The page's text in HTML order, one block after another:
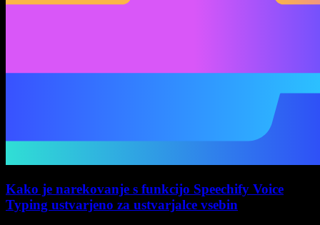
Kako je narekovanje s funkcijo Speechify Voice
Typing ustvarjeno za ustvarjalce vsebin